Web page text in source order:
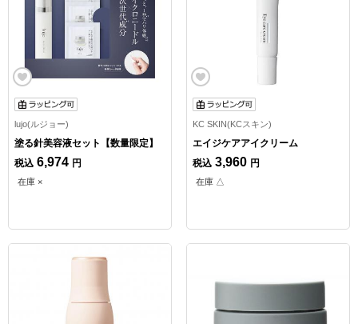
lujo(ルジョー)
塗る針美容液セット【数量限定】
税込 6,974 円
在庫 ×
KC SKIN(KCスキン)
エイジケアアイクリーム
税込 3,960 円
在庫 △